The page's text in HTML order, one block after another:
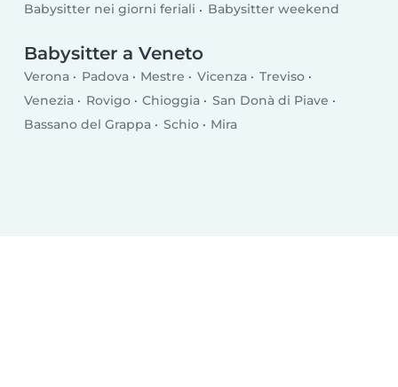
Babysitter nei giorni feriali
Babysitter weekend
Babysitter a Veneto
Verona Padova Mestre Vicenza
Treviso
Venezia
Rovigo Chioggia
San Donà di Piave
Bassano del Grappa
Schio Mira